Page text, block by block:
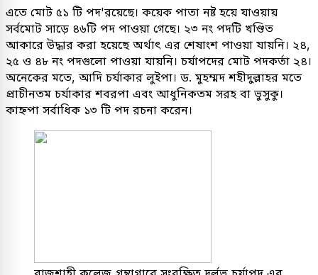
এতে মোট ৫১ টি পদ'রয়েছে। কয়েক পাতা নষ্ট হয়ে যাওয়ায়
সর্বমোট সাড়ে ৪৬টি পদ পাওয়া গেছে। ২৩ নং পদটি খণ্ডিত
আকারে উদ্ধার করা হয়েছে অর্থাৎ এর শেষাংশ পাওয়া যায়নি। ২৪,
২৫ ও ৪৮ নং পদগুলো পাওয়া যায়নি। চর্যাপদের মোট পদকর্তা ২৪।
অনেকের মতে, আদি চর্যাকার লুইপা। ড. মুহম্মদ শহীদুল্লাহর মতে
প্রাচীনতম চর্যাকার শবরপা এবং আধুনিকতম সরহ বা ভুসুকু।
কাহ্নপা সর্বাধিক ১৩ টি পদ রচনা করেন।